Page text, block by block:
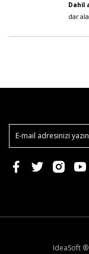
Dahil
dar
IdeaSoft ®